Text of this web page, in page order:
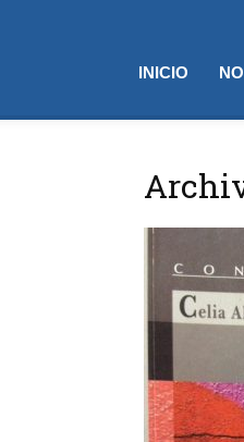
INICIO